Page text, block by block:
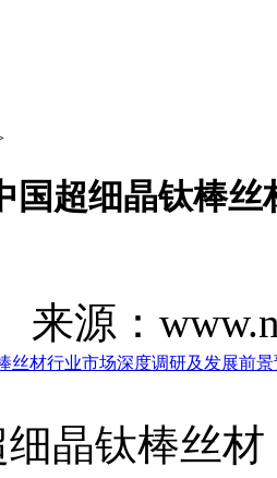
国超细晶钛棒
来源：
丝材行业市场深度调研及发展前
晶钛棒丝材